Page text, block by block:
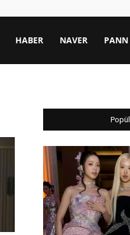
HABER NAVER PANN